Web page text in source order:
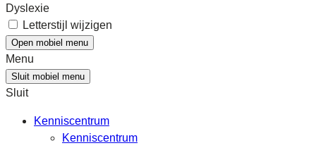
Dyslexie
Letterstijl wijzigen
Open mobiel menu
Menu
Sluit mobiel menu
Sluit
Kenniscentrum
Kenniscentrum